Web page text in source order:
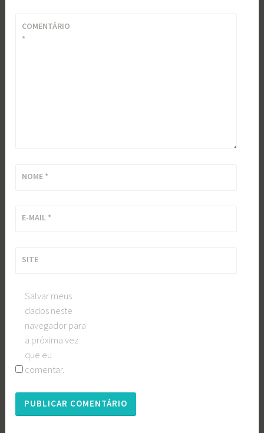
COMENTÁRIO
*
NOME *
E-MAIL *
SITE
Salvar meus
dados neste
navegador para
a próxima vez
que eu
comentar.